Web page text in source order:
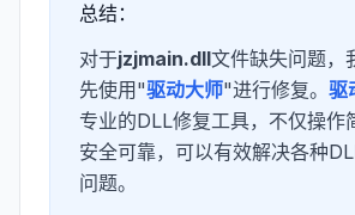
总结：
对于jzjmain.dll文件缺失问题，
先使用"驱动大师"进行修复。 驱
专业的DLL修复工具，不仅操作
安全可靠，可以有效解决各种
问题。